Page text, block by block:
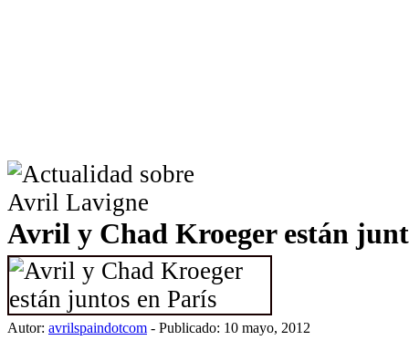
Avril y Chad Kroeger están
Autor: avrilspaindotcom - Publicado: 10 mayo, 2012